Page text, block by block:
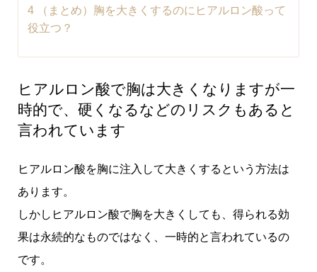
4 （まとめ）胸を大きくするのにヒアルロン酸って
役立つ？
ヒアルロン酸で胸は大きくなりますが一
時的で、硬くなるなどのリスクもあると
言われています
ヒアルロン酸を胸に注入して大きくするという方法は
あります。
しかしヒアルロン酸で胸を大きくしても、得られる効
果は永続的なものではなく、一時的と言われているの
です。